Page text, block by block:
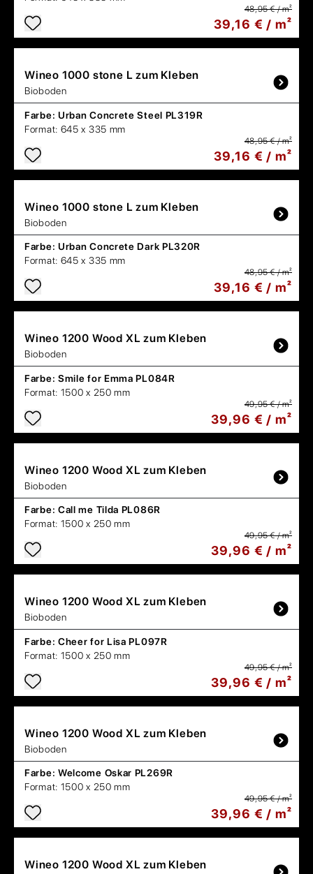
48,95 € / m²
39,16 € / m²
Wineo 1000 stone L zum Kleben
Bioboden
Farbe: Urban Concrete Steel PL319R
Format: 645 x 335 mm
48,95 € / m²
39,16 € / m²
Wineo 1000 stone L zum Kleben
Bioboden
Farbe: Urban Concrete Dark PL320R
Format: 645 x 335 mm
48,95 € / m²
39,16 € / m²
Wineo 1200 Wood XL zum Kleben
Bioboden
Farbe: Smile for Emma PL084R
Format: 1500 x 250 mm
49,95 € / m²
39,96 € / m²
Wineo 1200 Wood XL zum Kleben
Bioboden
Farbe: Call me Tilda PL086R
Format: 1500 x 250 mm
49,95 € / m²
39,96 € / m²
Wineo 1200 Wood XL zum Kleben
Bioboden
Farbe: Cheer for Lisa PL097R
Format: 1500 x 250 mm
49,95 € / m²
39,96 € / m²
Wineo 1200 Wood XL zum Kleben
Bioboden
Farbe: Welcome Oskar PL269R
Format: 1500 x 250 mm
49,95 € / m²
39,96 € / m²
Wineo 1200 Wood XL zum Kleben